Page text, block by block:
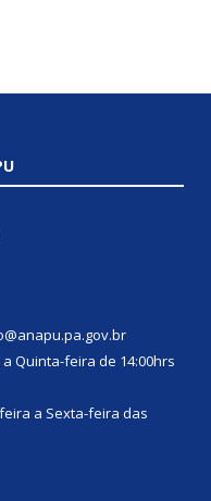
Quinta-feira de 14:00hrs
a Sexta-feira das